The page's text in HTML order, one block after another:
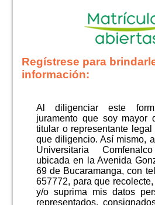
Regístrese para
información:
Al diligenciar este
juramento que soy mayor
titular o representante
que diligencio. Así mismo,
Universitaria
ubicada en la Avenida
69 de Bucaramanga, con
657772, para que
y/o suprima mis datos
representados,